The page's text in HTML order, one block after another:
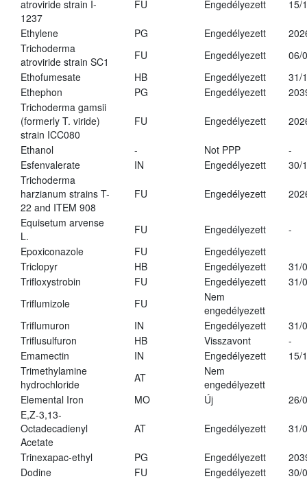
atroviride strain I-
1237
FU Engedélyezett 15/
Ethylene PG Engedélyezett
Trichoderma
atroviride strain SC1
FU Engedélyezett
06/
Ethofumesate
HB Engedélyezett
31/
Ethephon
PG Engedélyezett
Trichoderma gamsii
(formerly T. viride)
strain ICC080
FU Engedélyezett
Ethanol - Not PPP
-
Esfenvalerate
IN Engedélyezett
30/
Trichoderma
harzianum strains T-
22 and ITEM 908
FU Engedélyezett
Equisetum arvense
L.
FU Engedélyezett
-
Epoxiconazole
FU
Engedélyezett
Triclopyr
HB Engedélyezett
31/
Trifloxystrobin
FU Engedélyezett
31/
Triflumizole
FU
Nem
engedélyezett
Triflumuron
IN Engedélyezett
31/
Triflusulfuron
HB Visszavont
-
Emamectin
IN Engedélyezett
15/
Trimethylamine
hydrochloride
AT
Nem
engedélyezett
Elemental Iron
MO Új
26/
E,Z-3,13-
Octadecadienyl
Acetate
AT Engedélyezett 31/
Trinexapac-ethyl PG Engedélyezett
Dodine
FU Engedélyezett
30/